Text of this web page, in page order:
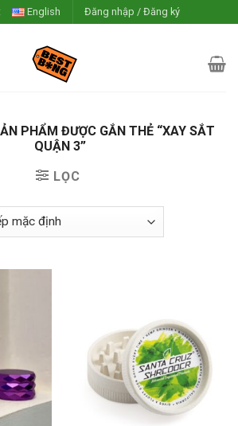
English Đăng nhập / Đăng ký
PHẨM ĐƯỢC GẮN THẺ “XAY SẮT
QUẬN 3”
LỌC